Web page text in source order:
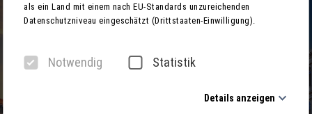
als ein Land mit einem nach EU-Standards unzureichenden
Datenschutzniveau eingeschätzt (Drittstaaten-Einwilligung).
Notwendig Statistik
Details anzeigen